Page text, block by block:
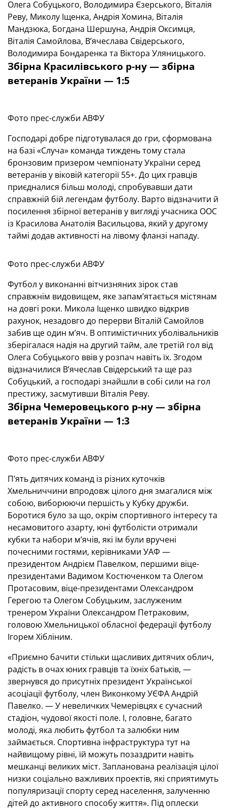
Олега Собуцького, Володимира Єзерського, Віталія
Реву, Миколу Іщенка, Андрія Хомина, Віталія
Мандзюка, Богдана Шершуна, Андрія Оксимця,
Віталія Самойлова, В’ячеслава Свідерського,
Володимира Бондаренка та Віктора Уляницького.
Збірна Красилівського р-ну — збірна
ветеранів України — 1:5
Фото прес-служби АВФУ
Господарі добре підготувалася до гри, сформована
на базі «Случа» команда тиждень тому стала
бронзовим призером чемпіонату України серед
ветеранів у віковій категорії 55+. До цих гравців
приєдналися більш молоді, спробувавши дати
справжній бій легендам футболу. Варто відзначити й
посилення збірної ветеранів у вигляді учасника ООС
із Красилова Анатолія Васильцова, який у другому
таймі додав активності на лівому фланзі нападу.
Фото прес-служби АВФУ
Футбол у виконанні вітчизняних зірок став
справжнім видовищем, яке запам’ятається містянам
на довгі роки. Микола Іщенко швидко відкрив
рахунок, незадовго до перерви Віталій Самойлов
забив ще один м’яч. В оптимістичних уболівальників
зберігалася надія на другий тайм, але третій гол від
Олега Собуцького ввів у розпач навіть їх. Згодом
відзначилися В’ячеслав Свідерський та ще раз
Собуцький, а господарі знайшли в собі сили на гол
престижу, засмутивши Віталія Реву.
Збірна Чемеровецького р-ну — збірна
ветеранів України — 1:3
Фото прес-служби АВФУ
П’ять дитячих команд із різних куточків
Хмельниччини впродовж цілого дня змагалися між
собою, виборюючи першість у Кубку дружби.
Боротися було за що, окрім спортивного інтересу та
несамовитого азарту, юні футболісти отримали
кубки та набори м’ячів, які їм були вручені
почесними гостями, керівниками УАФ —
президентом Андрієм Павелком, першими віце-
президентами Вадимом Костюченком та Олегом
Протасовим, віце-президентами Олександром
Герегою та Олегом Собуцьким, заслуженим
тренером України Олександром Петраковим,
головою Хмельницької обласної федерації футболу
Ігорем Хібліним.
«Приємно бачити стільки щасливих дитячих облич,
радість в очах юних гравців та їхніх батьків, —
звернувся до присутніх президент Української
асоціації футболу, член Виконкому УЄФА Андрій
Павелко. — У невеличких Чемерівцях є сучасний
стадіон, чудової якості поле. І, головне, багато
молоді, яка любить футбол та залюбки ним
займається. Спортивна інфраструктура тут на
найвищому рівні, їй можуть позаздрити навіть
мешканці великих міст. Запланована реалізація цілої
низки соціально важливих проектів, які сприятимуть
популяризації спорту серед населення, залученню
дітей до активного способу життя». Під оплески